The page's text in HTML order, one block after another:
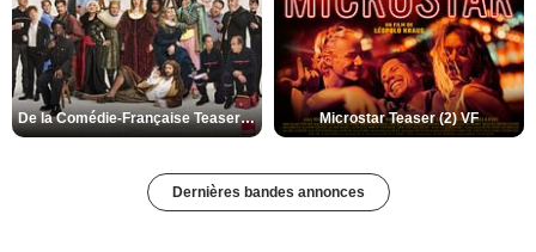
De la Comédie-Française Teaser (3) VF Microstar Teaser (2) VF
Dernières bandes annonces